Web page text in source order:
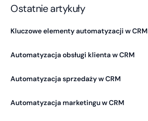
Ostatnie artykuły
Kluczowe elementy automatyzacji w CRM
Automatyzacja obsługi klienta w CRM
Automatyzacja sprzedaży w CRM
Automatyzacja marketingu w CRM